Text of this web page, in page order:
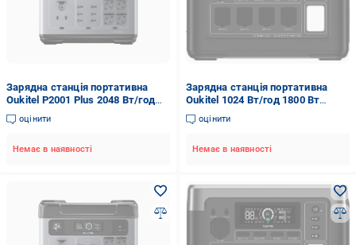
Зарядна станція портативна
Oukitel P2001 Plus 2048 Вт/год
2400 Вт LiFePO4 UPS
оцінити
Немає в наявності
Зарядна станція портативна
Oukitel 1024 Вт/год 1800 Вт
LiFePO4 PD 100 Вт UPS
оцінити
Немає в наявності